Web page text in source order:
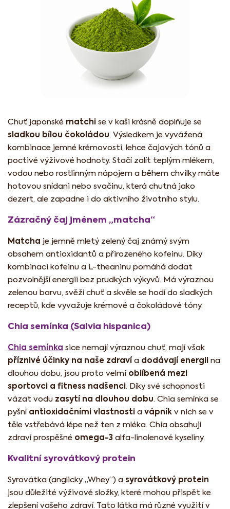
Chuť japonské matchi se v kaši krásně doplňuje se
sladkou bílou čokoládou. Výsledkem je vyvážená
kombinace jemné krémovosti, lehce čajových tónů a
poctivé výživové hodnoty. Stačí zalít teplým mlékem,
vodou nebo rostlinným nápojem a během chvilky máte
hotovou snídani nebo svačinu, která chutná jako
dezert, ale zapadne i do aktivního životního stylu.
Zázračný čaj jménem „matcha“
Matcha je jemně mletý zelený čaj známý svým
obsahem antioxidantů a přirozeného kofeinu. Díky
kombinaci kofeinu a L-theaninu pomáhá dodat
pozvolnější energii bez prudkých výkyvů. Má výraznou
zelenou barvu, svěží chuť a skvěle se hodí do sladkých
receptů, kde vyvažuje krémové a čokoládové tóny.
Chia semínka (Salvia hispanica)
Chia semínka sice nemají výraznou chuť, mají však
příznivé účinky na naše zdraví a dodávají energii na
dlouhou dobu, jsou proto velmi oblíbená mezi
sportovci a fitness nadšenci. Díky své schopnosti
vázat vodu zasytí na dlouhou dobu. Chia semínka se
pyšní antioxidačními vlastnosti a vápník v nich se v
těle vstřebává lépe než ten z mléka. Chia obsahují
zdraví prospěšné omega-3 alfa-linolenové kyseliny.
Kvalitní syrovátkový protein
Syrovátka (anglicky „Whey“) a syrovátkový protein
jsou důležité výživové složky, které mohou přispět ke
zlepšení vašeho zdraví. Tato látka má různé využití v